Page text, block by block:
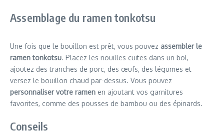
Assemblage du ramen tonkotsu
Une fois que le bouillon est prêt, vous pouvez assembler le
ramen tonkotsu. Placez les nouilles cuites dans un bol,
ajoutez des tranches de porc, des œufs, des légumes et
versez le bouillon chaud par-dessus. Vous pouvez
personnaliser votre ramen en ajoutant vos garnitures
favorites, comme des pousses de bambou ou des épinards.
Conseils